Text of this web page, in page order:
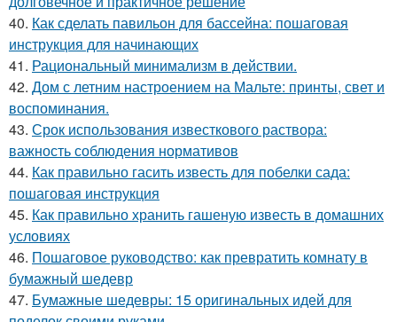
40. Как сделать павильон для бассейна: пошаговая
инструкция для начинающих
41. Рациональный минимализм в действии.
42. Дом с летним настроением на Мальте: принты, свет и
воспоминания.
43. Срок использования известкового раствора:
важность соблюдения нормативов
44. Как правильно гасить известь для побелки сада:
пошаговая инструкция
45. Как правильно хранить гашеную известь в домашних
условиях
46. Пошаговое руководство: как превратить комнату в
бумажный шедевр
47. Бумажные шедевры: 15 оригинальных идей для